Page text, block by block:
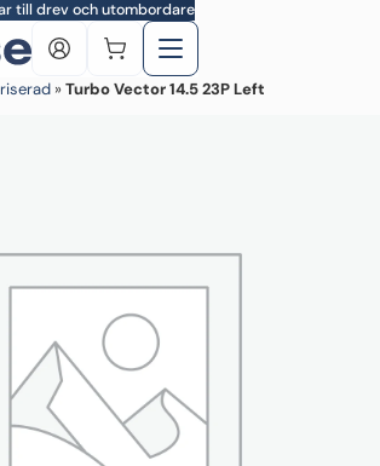
till drev och utombordare
»Turbo Vector 14.5 23P Left